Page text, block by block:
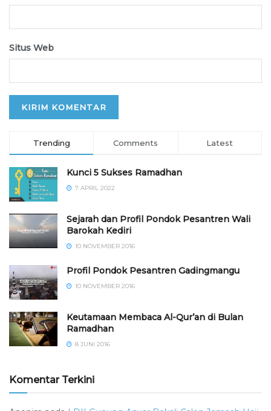
Situs Web
Trending Comments Latest
Kunci 5 Sukses Ramadhan
7 APRIL 2022
Sejarah dan Profil Pondok Pesantren Wali
Barokah Kediri
10 NOVEMBER 2016
⁠⁠⁠Profil Pondok Pesantren Gadingmangu
10 NOVEMBER 2016
Keutamaan Membaca Al-Qur’an di Bulan
Ramadhan
8 JUNI 2016
Komentar Terkini